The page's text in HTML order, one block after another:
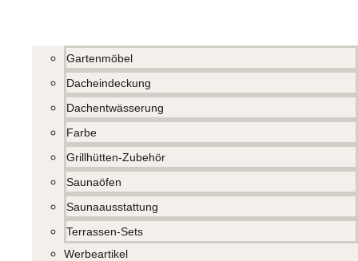
Gartenmöbel
Dacheindeckung
Dachentwässerung
Farbe
Grillhütten-Zubehör
Saunaöfen
Saunaausstattung
Terrassen-Sets
Werbeartikel